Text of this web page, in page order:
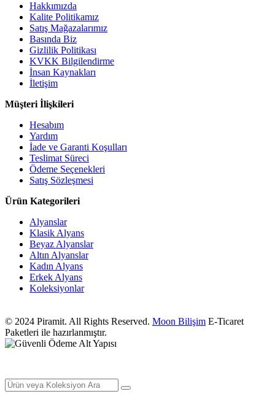
Hakkımızda
Kalite Politikamız
Satış Mağazalarımız
Basında Biz
Gizlilik Politikası
KVKK Bilgilendirme
İnsan Kaynakları
İletişim
Müşteri İlişkileri
Hesabım
Yardım
İade ve Garanti Koşulları
Teslimat Süreci
Ödeme Seçenekleri
Satış Sözleşmesi
Ürün Kategorileri
Alyanslar
Klasik Alyans
Beyaz Alyanslar
Altın Alyanslar
Kadın Alyans
Erkek Alyans
Koleksiyonlar
© 2024 Piramit. All Rights Reserved. Moon Bilişim E-Ticaret
Paketleri ile hazırlanmıştır.